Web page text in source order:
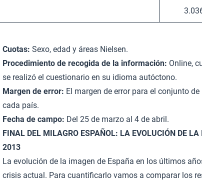
Cuotas: Sexo, edad y áreas Nielsen.
Procedimiento de recogida de la información: Online,
se realizó el cuestionario en su idioma autóctono.
Margen de error: El margen de error para el conjunto
cada país.
Fecha de campo: Del 25 de marzo al 4 de abril.
FINAL DEL MILAGRO ESPAÑOL: LA EVOLUCIÓN DE
2013
La evolución de la imagen de España en los últimos
crisis actual. Para cuantificarlo vamos a comparar los